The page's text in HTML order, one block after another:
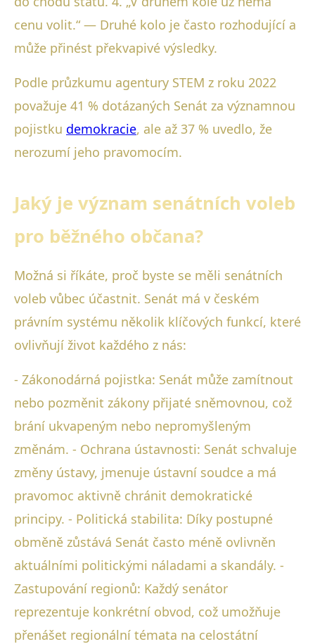
cenu volit.“ — Druhé kolo je často rozhodující a
může přinést překvapivé výsledky.
Podle průzkumu agentury STEM z roku 2022
považuje 41 % dotázaných Senát za významnou
pojistku demokracie, ale až 37 % uvedlo, že
nerozumí jeho pravomocím.
Jaký je význam senátních voleb
pro běžného občana?
Možná si říkáte, proč byste se měli senátních
voleb vůbec účastnit. Senát má v českém
právním systému několik klíčových funkcí, které
ovlivňují život každého z nás:
- Zákonodárná pojistka: Senát může zamítnout
nebo pozměnit zákony přijaté sněmovnou, což
brání ukvapeným nebo nepromyšleným
změnám. - Ochrana ústavnosti: Senát schvaluje
změny ústavy, jmenuje ústavní soudce a má
pravomoc aktivně chránit demokratické
principy. - Politická stabilita: Díky postupné
obměně zůstává Senát často méně ovlivněn
aktuálními politickými náladami a skandály. -
Zastupování regionů: Každý senátor
reprezentuje konkrétní obvod, což umožňuje
přenášet regionální témata na celostátní